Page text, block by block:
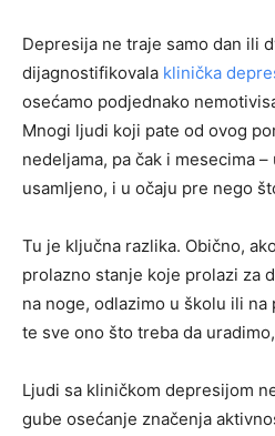
Depresija ne traje samo dan ili
dijagnostifikovala klinička
osećamo podjednako
Mnogi ljudi koji pate od ovog
nedeljama, pa čak i mesecima
usamljeno, i u očaju pre nego
Tu je ključna razlika. Obično,
prolazno stanje koje prolazi za
na noge, odlazimo u školu ili na
te sve ono što treba da
Ljudi sa kliničkom depresijom
gube osećanje značenja